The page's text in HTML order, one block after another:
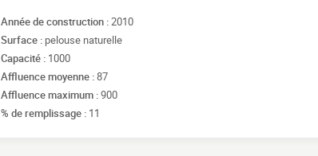
Année de construction :2010
Surface : pelouse naturelle
Capacité : 1000
Affluence moyenne :87
Affluence maximum :900
% de remplissage : 11